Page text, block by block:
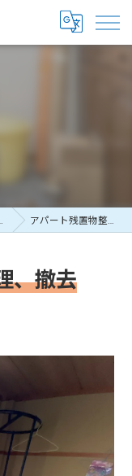
アパート残置物整理、撤去
、撤去